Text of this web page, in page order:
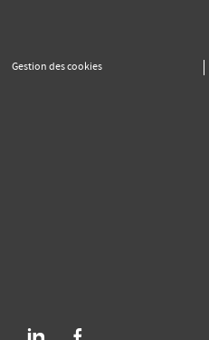
Gestion des cookies